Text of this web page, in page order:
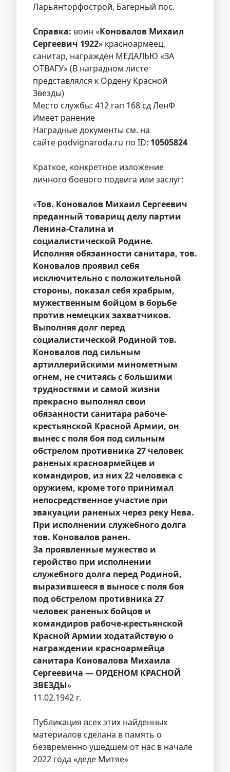
Ларьянторфострой, Багерный пос.
Справка: воин «Коновалов Михаил
Сергеевич 1922» красноармеец,
санитар, награждён МЕДАЛЬЮ «ЗА
ОТВАГУ» (В наградном листе
представлялся к Ордену Красной
Звезды)
Место службы: 412 гап 168 сд ЛенФ
Имеет ранение
Наградные документы см. на
сайте podvignaroda.ru по ID: 10505824
Краткое, конкретное изложение
личного боевого подвига или заслуг:
«Тов. Коновалов Михаил Сергеевич
преданный товарищ делу партии
Ленина-Сталина и
социалистической Родине.
Исполняя обязанности санитара, тов.
Коновалов проявил себя
исключительно с положительной
стороны, показал себя храбрым,
мужественным бойцом в борьбе
против немецких захватчиков.
Выполняя долг перед
социалистической Родиной тов.
Коновалов под сильным
артиллерийскими минометным
огнем, не считаясь с большими
трудностями и самой жизни
прекрасно выполнял свои
обязанности санитара рабоче-
крестьянской Красной Армии, он
вынес с поля боя под сильным
обстрелом противника 27 человек
раненых красноармейцев и
командиров, из них 22 человека с
оружием, кроме того принимал
непосредственное участие при
эвакуации раненых через реку Нева.
При исполнении служебного долга
тов. Коновалов ранен.
За проявленные мужество и
геройство при исполнении
служебного долга перед Родиной,
выразившееся в выносе с поля боя
под обстрелом противника 27
человек раненых бойцов и
командиров рабоче-крестьянской
Красной Армии ходатайствую о
награждении красноармейца
санитара Коновалова Михаила
Сергеевича — ОРДЕНОМ КРАСНОЙ
ЗВЕЗДЫ»
11.02.1942 г.
Публикация всех этих найденных
материалов сделана в память о
безвременно ушедшем от нас в начале
2022 года «деде Митяе»